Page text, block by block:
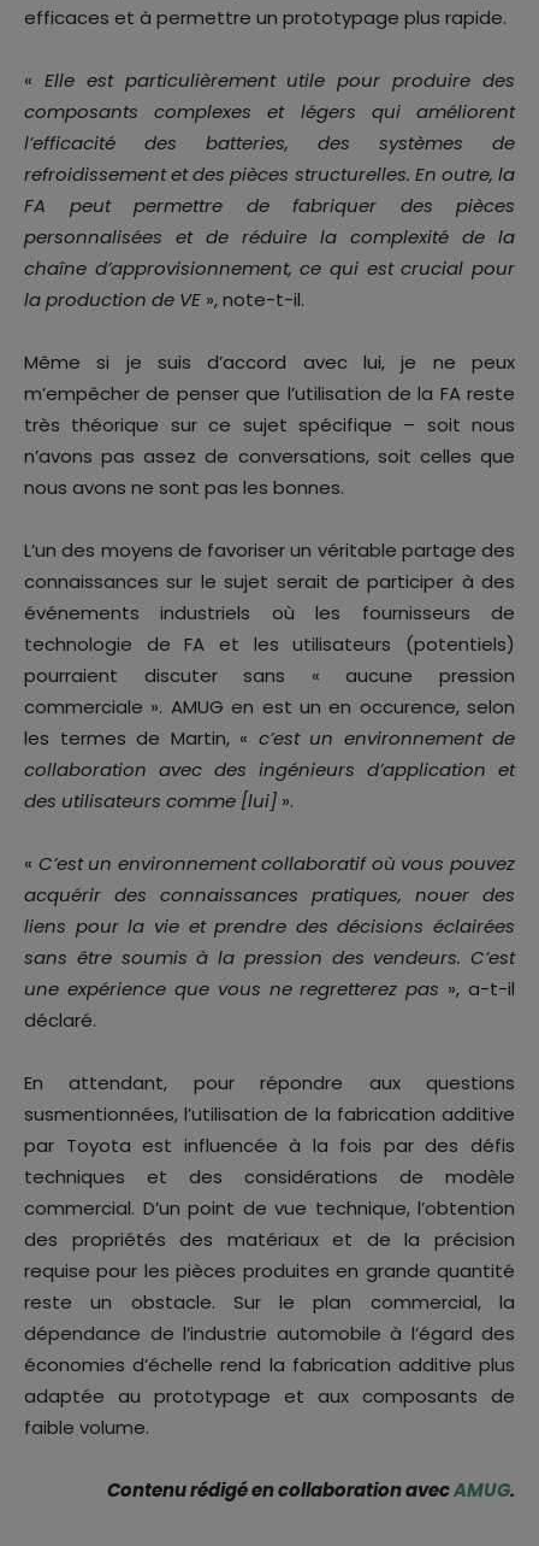
efficaces et à permettre un prototypage plus rapide.
« Elle est particulièrement utile pour produire des
composants complexes et légers qui améliorent
l’efficacité des batteries, des systèmes de
refroidissement et des pièces structurelles. En outre, la
FA peut permettre de fabriquer des pièces
personnalisées et de réduire la complexité de la
chaîne d’approvisionnement, ce qui est crucial pour
la production de VE », note-t-il.
Même si je suis d’accord avec lui, je ne peux
m’empêcher de penser que l’utilisation de la FA reste
très théorique sur ce sujet spécifique – soit nous
n’avons pas assez de conversations, soit celles que
nous avons ne sont pas les bonnes.
L’un des moyens de favoriser un véritable partage des
connaissances sur le sujet serait de participer à des
événements industriels où les fournisseurs de
technologie de FA et les utilisateurs (potentiels)
pourraient discuter sans « aucune pression
commerciale ». AMUG en est un en occurence, selon
les termes de Martin, « c’est un environnement de
collaboration avec des ingénieurs d’application et
des utilisateurs comme [lui] ».
« C’est un environnement collaboratif où vous pouvez
acquérir des connaissances pratiques, nouer des
liens pour la vie et prendre des décisions éclairées
sans être soumis à la pression des vendeurs. C’est
une expérience que vous ne regretterez pas », a-t-il
déclaré.
En attendant, pour répondre aux questions
susmentionnées, l’utilisation de la fabrication additive
par Toyota est influencée à la fois par des défis
techniques et des considérations de modèle
commercial. D’un point de vue technique, l’obtention
des propriétés des matériaux et de la précision
requise pour les pièces produites en grande quantité
reste un obstacle. Sur le plan commercial, la
dépendance de l’industrie automobile à l’égard des
économies d’échelle rend la fabrication additive plus
adaptée au prototypage et aux composants de
faible volume.
Contenu rédigé en collaboration avecAMUG.